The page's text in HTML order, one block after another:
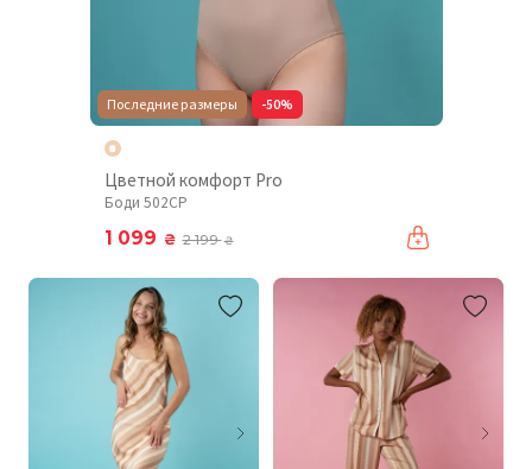
Последние размеры -50%
Цветной комфорт Pro
Боди 502CP
1 099 ₴ 2 199₴